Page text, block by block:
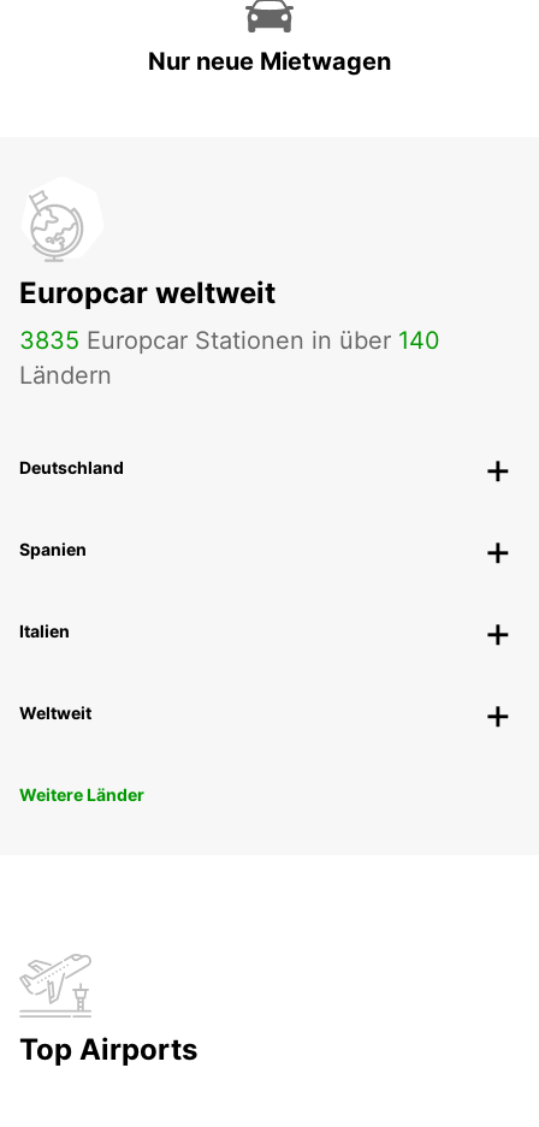
Nur neue Mietwagen
Europcar weltweit
3835 Europcar Stationen in über 140
Ländern
Deutschland
Spanien
Italien
Weltweit
Weitere Länder
Top Airports